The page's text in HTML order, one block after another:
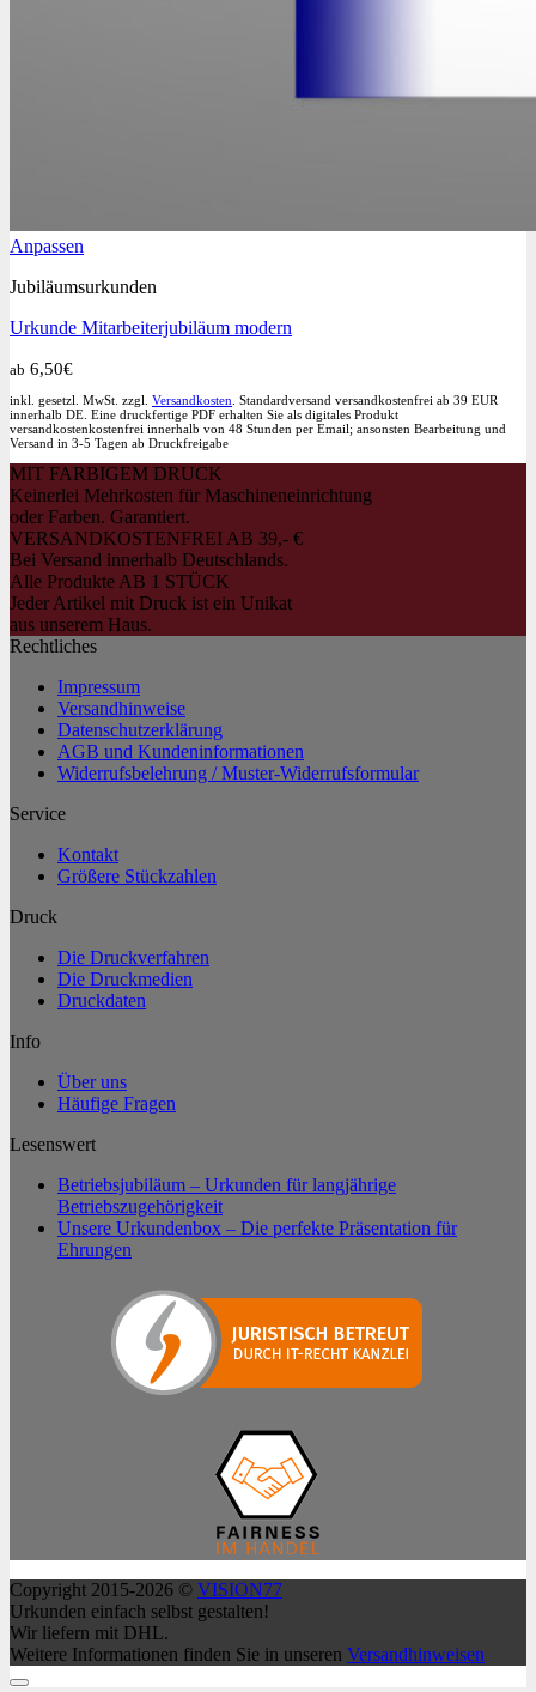
Anpassen
weist
Varianten
Optionen
können
auf
der
Produktseite
gewählt
werden
Jubiläumsurkunden
Urkunde Mitarbeiterjubiläum modern
ab 6,50€
inkl. gesetzl. MwSt. zzgl. Versandkosten . Standardversand versandkostenfrei ab 39 EUR
innerhalb DE. Eine druckfertige PDF erhalten Sie als digitales Produkt
versandkostenkostenfrei innerhalb von 48 Stunden per Email; ansonsten Bearbeitung und
Versand in 3-5 Tagen ab Druckfreigabe
MIT FARBIGEM DRUCK
Keinerlei Mehrkosten für Maschineneinrichtung
oder Farben. Garantiert.
VERSANDKOSTENFREI AB 39,- €
Bei Versand innerhalb Deutschlands.
Alle Produkte AB 1 STÜCK
Jeder Artikel mit Druck ist ein Unikat
aus unserem Haus.
Rechtliches
Impressum
Versandhinweise
Datenschutzerklärung
AGB und Kundeninformationen
Widerrufsbelehrung / Muster-Widerrufsformular
Service
Kontakt
Größere Stückzahlen
Druck
Die Druckverfahren
Die Druckmedien
Druckdaten
Info
Über uns
Häufige Fragen
Lesenswert
Betriebsjubiläum – Urkunden für langjährige
Betriebszugehörigkeit
Unsere Urkundenbox – Die perfekte Präsentation für
Ehrungen
Copyright 2015-2026 © VISION77
Urkunden einfach selbst gestalten!
Wir liefern mit DHL.
Weitere Informationen finden Sie in unseren Versandhinweisen